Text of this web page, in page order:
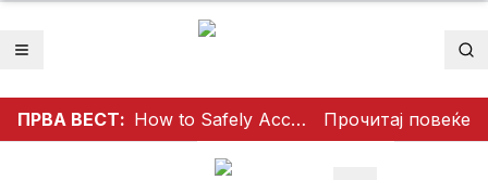
Отвори мени
ПРВА ВЕСТ: How to Safely Access Mathildtantot: A Step‑by‑Step Premium Guide Прочитај повеќе